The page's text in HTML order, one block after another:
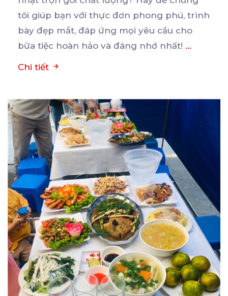
tôi giúp bạn với thực đơn phong phú, trình
bày đẹp mắt, đáp ứng mọi yêu cầu cho
bữa tiệc hoàn hảo và đáng nhớ nhất! ...
Chi tiết